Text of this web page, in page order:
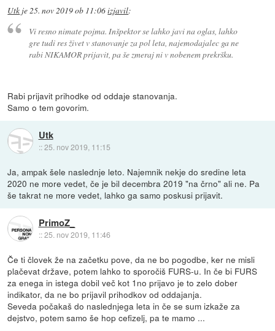
Utk je25. nov 2019 ob 11:06izjavil:
Vi resno nimate pojma. Inšpektor se lahko javi na oglas, lahko
gre tudi res živet v stanovanje za pol leta, najemodajalec ga ne
rabi NIKAMOR prijavit, pa še zmeraj ni v nobenem prekršku.
Rabi prijavit prihodke od oddaje stanovanja.
Samo o tem govorim.
Utk
::25. nov 2019, 11:15
Ja, ampak šele naslednje leto. Najemnik nekje do sredine leta
2020 ne more vedet, če je bil decembra 2019 "na črno" ali ne. Pa
še takrat ne more vedet, lahko ga samo poskusi prijavit.
PrimoZ_
::25. nov 2019, 11:46
Če ti človek že na začetku pove, da ne bo pogodbe, ker ne misli
plačevat države, potem lahko to sporočiš FURS-u. In če bi FURS
za enega in istega dobil več kot 1no prijavo je to zelo dober
indikator, da ne bo prijavil prihodkov od oddajanja.
Seveda počakaš do naslednjega leta in če se sum izkaže za
dejstvo, potem samo še hop cefizelj, pa te mamo ...